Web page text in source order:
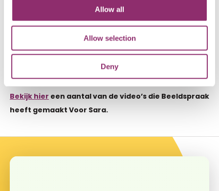
Allow all
Allow selection
Deny
bijzonder is het dat Beeldspraak dat ook nog eens heel
vaak kosteloos doet en zo de stichting steunt. Bovendien
goed doel natuurlijk ontzettend trots en dankbaar voor
Bekijk hier een aantal van de video’s die Beeldspraak
heeft gemaakt Voor Sara.